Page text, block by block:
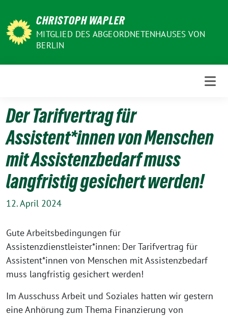
zum
Inhalt
CHRISTOPH WAPLER
MITGLIED DES ABGEORDNETENHAUSES VON
BERLIN
Der Tarifvertrag für
Assistent*innen von Menschen
mit Assistenzbedarf muss
langfristig gesichert werden!
12. April 2024
Gute Arbeitsbedingungen für
Assistenzdienstleister*innen: Der Tarifvertrag für
Assistent*innen von Menschen mit Assistenzbedarf
muss langfristig gesichert werden!
Im Ausschuss Arbeit und Soziales hatten wir gestern
eine Anhörung zum Thema Finanzierung von